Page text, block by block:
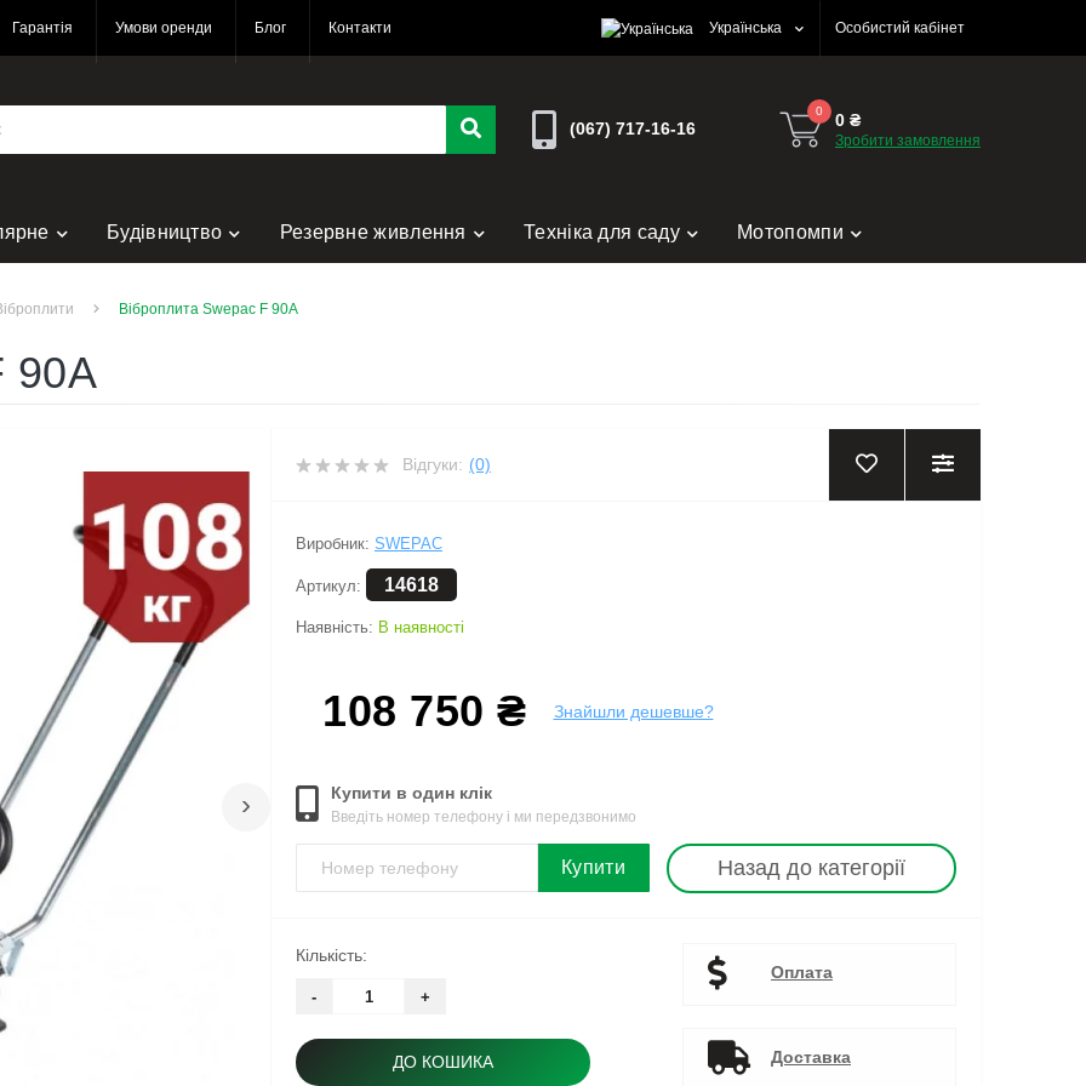
Гарантія Умови оренди Блог Контакти Українська Особистий кабінет
(067) 717-16-16
0 0 ₴
Зробити замовлення
Будівництво Резервне живлення Техніка для саду Мотопомпи
Віброплита Swepac F 90A
90A
›
Відгуки: (0)
Виробник: SWEPAC
Артикул: 14618
Наявність: В наявності
108 750 ₴ Знайшли дешевше?
Купити в один клік
Введіть номер телефону і ми передзвонимо
Купити Назад до категорії
Кількість:
- +
ДО КОШИКА
Оплата
Доставка